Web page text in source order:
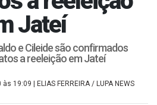
Jateí
e Cileide são confirmados
a reeleição em Jateí
às 19:09 | ELIAS FERREIRA / LUPA NEWS